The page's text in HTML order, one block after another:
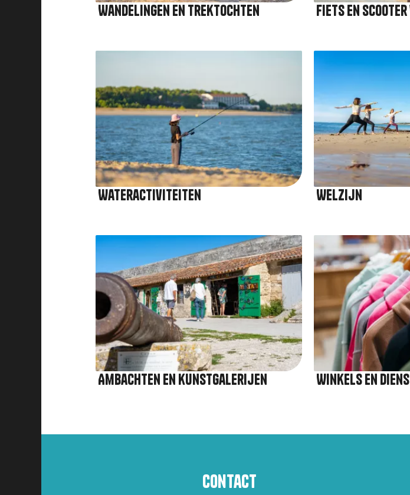
Wandelingen en trektochten Fiets en
Afbeelding
Wateractiviteiten
Afbeelding
Welzijn
Afbeelding
Ambachten en kunstgalerijen
Afbeelding
Winkels en
Contact